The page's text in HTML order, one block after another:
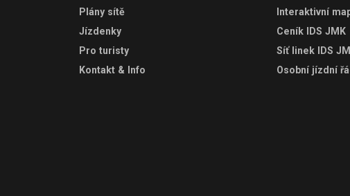
Plány sítě
Jízdenky
Pro turisty
Kontakt & Info
Interaktivní
Ceník IDS JMK
Síť linek IDS
Osobní jízdní